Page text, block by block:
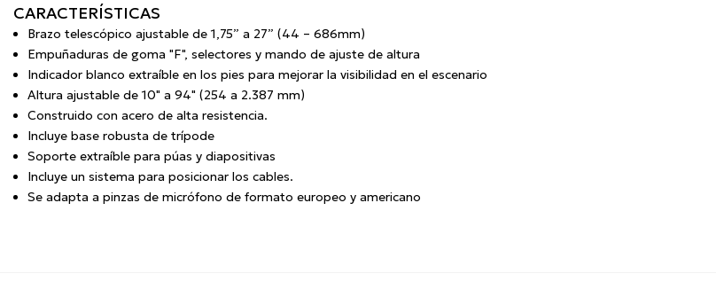
CARACTERÍSTICAS
Brazo telescópico ajustable de 1,75” a 27” (44 – 686mm)
Empuñaduras de goma "F", selectores y mando de ajuste de altura
Indicador blanco extraíble en los pies para mejorar la visibilidad en el escenario
Altura ajustable de 10" a 94" (254 a 2.387 mm)
Construido con acero de alta resistencia.
Incluye base robusta de trípode
Soporte extraíble para púas y diapositivas
Incluye un sistema para posicionar los cables.
Se adapta a pinzas de micrófono de formato europeo y americano